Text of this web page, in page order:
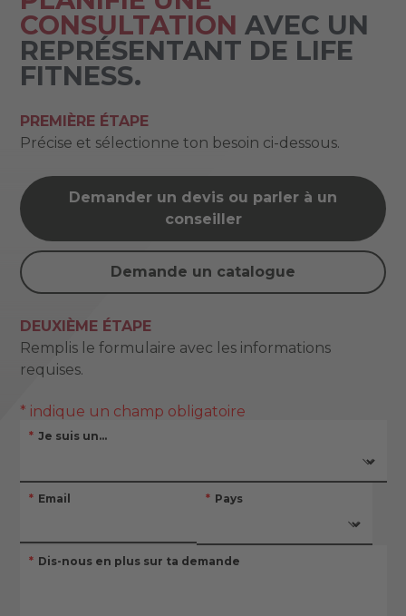
CONSULTATION AVEC UN
REPRÉSENTANT DE LIFE
FITNESS.
PREMIÈRE ÉTAPE
Précise et sélectionne ton besoin ci-dessous.
Demander un devis ou parler à un
conseiller
Demande un catalogue
DEUXIÈME ÉTAPE
Remplis le formulaire avec les informations
requises.